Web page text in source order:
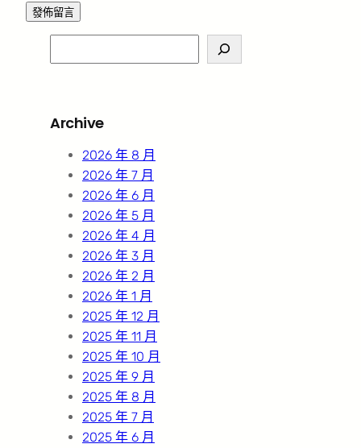
e
c
Archive
2026 年 8 月
2026 年 7 月
2026 年 6 月
2026 年 5 月
2026 年 4 月
2026 年 3 月
2026 年 2 月
2026 年 1 月
2025 年 12 月
2025 年 11 月
2025 年 10 月
2025 年 9 月
2025 年 8 月
2025 年 7 月
2025 年 6 月